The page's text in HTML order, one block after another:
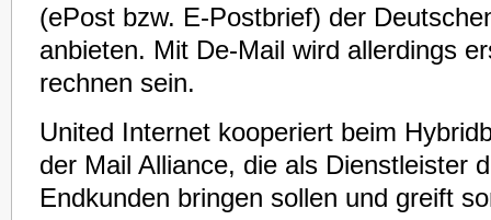
(ePost bzw. E-Postbrief) der
anbieten. Mit De-Mail wird allerdings
rechnen sein.
United Internet kooperiert beim
der Mail Alliance, die als Dienstleister
Endkunden bringen sollen und greift